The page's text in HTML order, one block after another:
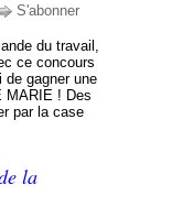
S'abonner
du travail,
ce concours
de gagner une
MARIE ! Des
par la case
la